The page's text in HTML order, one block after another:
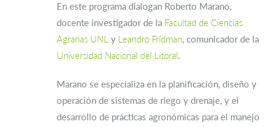
En este programa dialogan Roberto Marano,
docente investigador de la Facultad de Ciencias
Agrarias UNL y Leandro Fridman, comunicador de la
Universidad Nacional del Litoral.
Marano se especializa en la planificación, diseño y
operación de sistemas de riego y drenaje, y el
desarrollo de prácticas agronómicas para el manejo